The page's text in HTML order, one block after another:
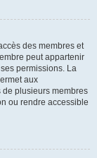
des membres et
peut appartenir
permissions. La
aux
plusieurs membres
ou rendre accessible